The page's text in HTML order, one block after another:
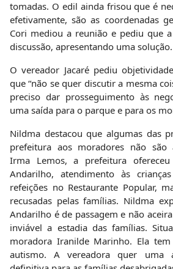
tomadas. O edil ainda frisou que é
efetivamente, são as coordenadas
Cori mediou a reunião e pediu que
discussão, apresentando uma solução.
O vereador Jacaré pediu
que “não se quer discutir a mesma
preciso dar prosseguimento às
uma saída para o parque e para os
Nildma destacou que algumas das
prefeitura aos moradores não são
Irma Lemos, a prefeitura
Andarilho, atendimento às
refeições no Restaurante Popular,
recusadas pelas famílias. Nildma
Andarilho é de passagem e não
inviável a estadia das famílias.
moradora Iranilde Marinho. Ela
autismo. A vereadora quer uma